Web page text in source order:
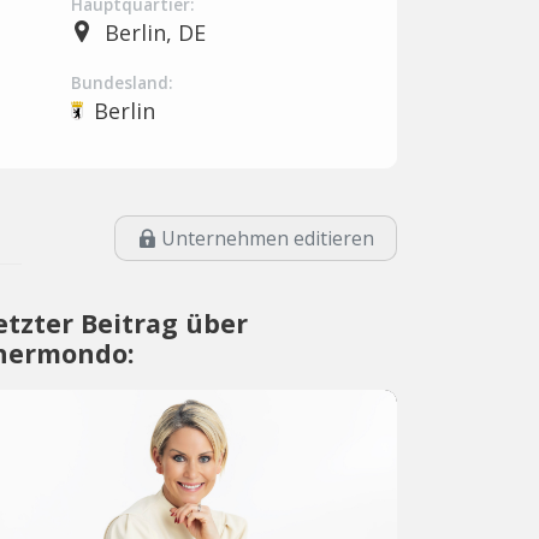
Hauptquartier:
Berlin, DE
Bundesland:
Berlin
Unternehmen editieren
Beitrag über